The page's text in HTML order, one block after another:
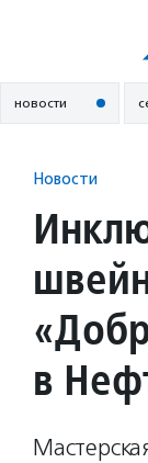
новости
Новости
в